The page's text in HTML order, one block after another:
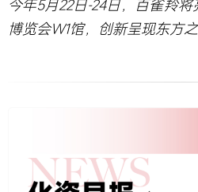
今年5月22日-24日，百雀羚将
博览会W1馆，创新呈现东方